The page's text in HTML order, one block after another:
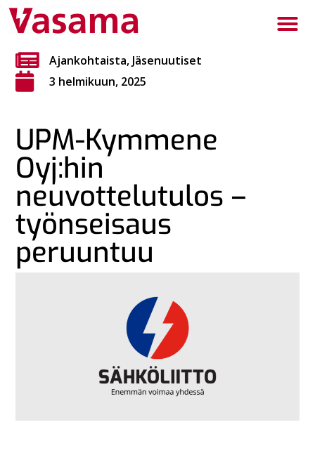
Ajankohtaista, Jäsenuutiset
3 helmikuun, 2025
UPM-Kymmene
Oyj:hin
neuvottelutulos –
työnseisaus
peruuntuu